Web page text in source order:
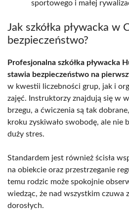
sportowego i małej
Jak szkółka pływacka w
bezpieczeństwo?
Profesjonalna szkółka pływacka
stawia bezpieczeństwo na
w kwestii liczebności grup, jak i
zajęć. Instruktorzy znajdują się w
brzegu, a ćwiczenia są tak
kroku zyskiwało swobodę, ale nie
duży stres.
Standardem jest również ścisła
na obiekcie oraz przestrzeganie
temu rodzic może spokojnie
wiedząc, że nad wszystkim czuwa
dorosłych.